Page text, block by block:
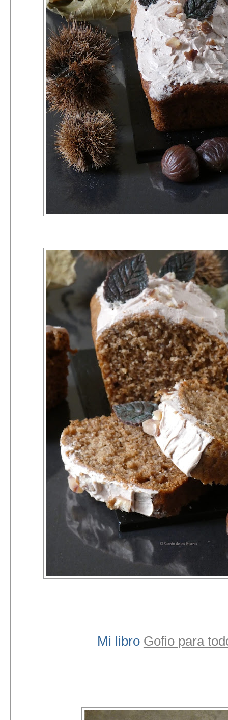
Mi libro Gofio para